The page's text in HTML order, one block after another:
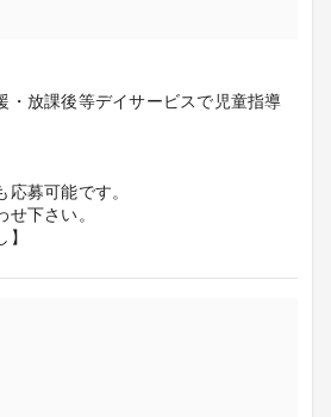
・放課後等デイサービスで児童指導
応募可能です。
下さい。